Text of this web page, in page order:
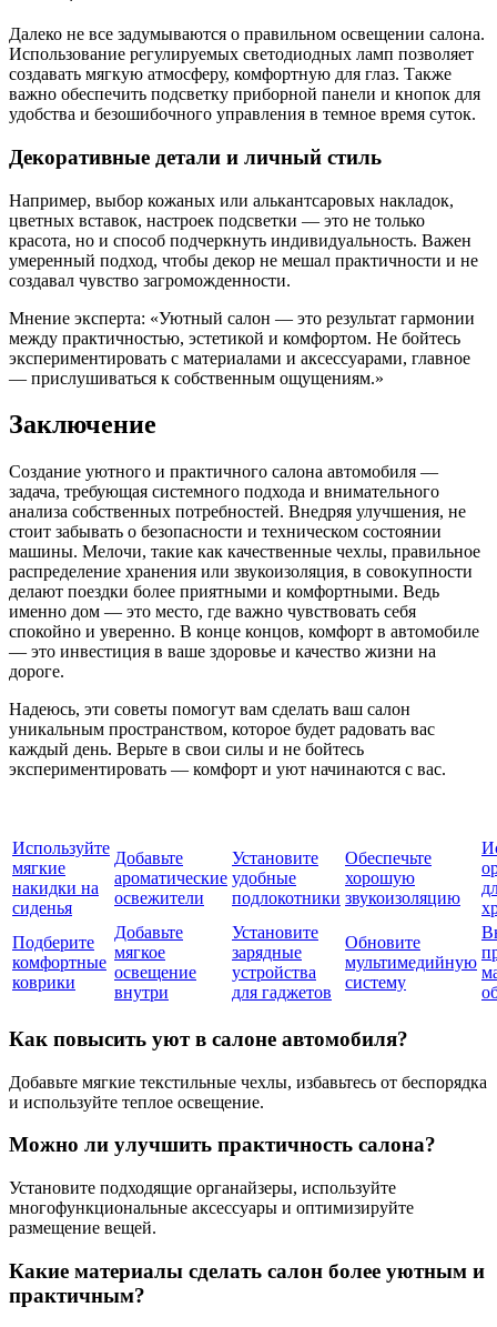
Далеко не все задумываются о правильном освещении салона.
Использование регулируемых светодиодных ламп позволяет
создавать мягкую атмосферу, комфортную для глаз. Также
важно обеспечить подсветку приборной панели и кнопок для
удобства и безошибочного управления в темное время суток.
Декоративные детали и личный стиль
Например, выбор кожаных или алькантсаровых накладок,
цветных вставок, настроек подсветки — это не только
красота, но и способ подчеркнуть индивидуальность. Важен
умеренный подход, чтобы декор не мешал практичности и не
создавал чувство загроможденности.
Мнение эксперта: «Уютный салон — это результат гармонии
между практичностью, эстетикой и комфортом. Не бойтесь
экспериментировать с материалами и аксессуарами, главное
— прислушиваться к собственным ощущениям.»
Заключение
Создание уютного и практичного салона автомобиля —
задача, требующая системного подхода и внимательного
анализа собственных потребностей. Внедряя улучшения, не
стоит забывать о безопасности и техническом состоянии
машины. Мелочи, такие как качественные чехлы, правильное
распределение хранения или звукоизоляция, в совокупности
делают поездки более приятными и комфортными. Ведь
именно дом — это место, где важно чувствовать себя
спокойно и уверенно. В конце концов, комфорт в автомобиле
— это инвестиция в ваше здоровье и качество жизни на
дороге.
Надеюсь, эти советы помогут вам сделать ваш салон
уникальным пространством, которое будет радовать вас
каждый день. Верьте в свои силы и не бойтесь
экспериментировать — комфорт и уют начинаются с вас.
Используйте
мягкие
накидки на
сиденья
Добавьте
ароматические
освежители
Установите
удобные
подлокотники
Обеспечьте
хорошую
звукоизоляцию
Подберите
комфортные
коврики
Добавьте
мягкое
освещение
внутри
Установите
зарядные
устройства
для гаджетов
Обновите
мультимедийную
систему
Как повысить уют в салоне автомобиля?
Добавьте мягкие текстильные чехлы, избавьтесь от беспорядка
и используйте теплое освещение.
Можно ли улучшить практичность салона?
Установите подходящие органайзеры, используйте
многофункциональные аксессуары и оптимизируйте
размещение вещей.
Какие материалы сделать салон более уютным и
практичным?